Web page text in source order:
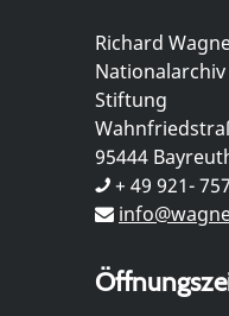
Richard
Stiftung
95444
+ 49 921-